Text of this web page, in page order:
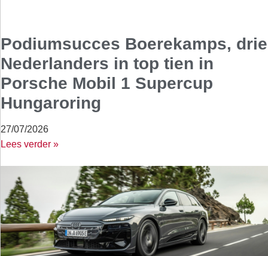
Podiumsucces Boerekamps, drie
Nederlanders in top tien in
Porsche Mobil 1 Supercup
Hungaroring
27/07/2026
Lees verder »